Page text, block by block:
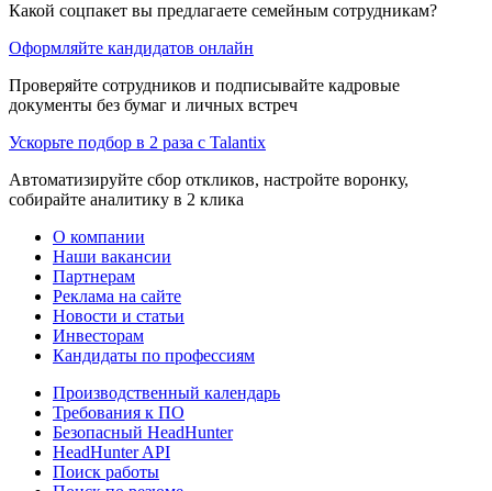
Какой соцпакет вы предлагаете семейным сотрудникам?
Оформляйте кандидатов онлайн
Проверяйте сотрудников и подписывайте кадровые
документы без бумаг и личных встреч
Ускорьте подбор в 2 раза с Talantix
Автоматизируйте сбор откликов, настройте воронку,
собирайте аналитику в 2 клика
О компании
Наши вакансии
Партнерам
Реклама на сайте
Новости и статьи
Инвесторам
Кандидаты по профессиям
Производственный календарь
Требования к ПО
Безопасный HeadHunter
HeadHunter API
Поиск работы